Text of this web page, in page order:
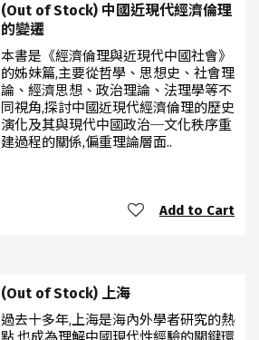
(Out of Stock) 中國近現代經濟倫理
的變遷
本書是《經濟倫理與近現代中國社會》
的姊妹篇,主要從哲學、思想史、社會理
論、經濟思想、政治理論、法理學等不
同視角,探討中國近現代經濟倫理的歷史
演化及其與現代中國政治─文化秩序重
建過程的關係,偏重理論層面..
Add to Cart
(Out of Stock) 上海
過去十多年,上海是海內外學者研究的熱